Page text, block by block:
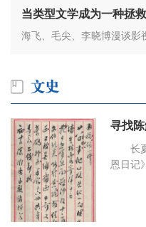
当类型文学成为一种拯救
海飞、毛尖、李晓博漫谈影
寻找
长
恩日记